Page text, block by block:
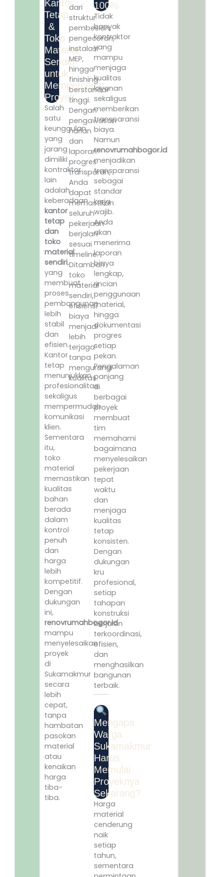
Kantor
Tetap
&
Toko
Material
Sendiri
untuk
Mempercepat
Proyek
Salah
satu
keunggulan
yang
jarang
dimiliki
kontraktor
lain
adalah
keberadaan
kantor
tetap
dan
toko
material
sendiri,
yang
membuat
proses
pembangunan
lebih
stabil
dan
efisien.
Kantor
tetap
menunjukkan
profesionalitas
sekaligus
mempermudah
komunikasi
klien.
Sementara
itu,
toko
material
memastikan
kualitas
bahan
berada
dalam
kontrol
penuh
dan
harga
lebih
kompetitif.
Dengan
dukungan
ini,
renovrumahbogor.id
mampu
menyelesaikan
proyek
di
Sukamakmur
secara
lebih
cepat,
tanpa
hambatan
pasokan
material
atau
kenaikan
harga
tiba-
tiba.
dari
struktur
pembesian,
pengecoran,
instalasi
MEP,
hingga
finishing
berstandar
tinggi.
Dengan
pengawasan
harian
dan
laporan
progres
transparan,
Anda
dapat
memastikan
seluruh
pekerjaan
berjalan
sesuai
timeline.
Ditambah
toko
material
sendiri,
efisiensi
biaya
menjadi
lebih
terjaga
tanpa
mengurangi
kualitas.
100%
Tidak
banyak
kontraktor
yang
mampu
menjaga
kualitas
layanan
sekaligus
memberikan
transparansi
biaya.
Namun
renovrumahbogor.id
menjadikan
transparansi
sebagai
standar
kerja
wajib.
Anda
akan
menerima
laporan
biaya
lengkap,
rincian
penggunaan
material,
hingga
dokumentasi
progres
setiap
pekan.
Pengalaman
panjang
di
berbagai
proyek
membuat
tim
memahami
bagaimana
menyelesaikan
pekerjaan
tepat
waktu
dan
menjaga
kualitas
tetap
konsisten.
Dengan
dukungan
kru
profesional,
setiap
tahapan
konstruksi
berjalan
terkoordinasi,
efisien,
dan
menghasilkan
bangunan
terbaik.
Mengapa
Warga
Sukamakmur
Harus
Memulai
Proyeknya
Sekarang?
Harga
material
cenderung
naik
setiap
tahun,
sementara